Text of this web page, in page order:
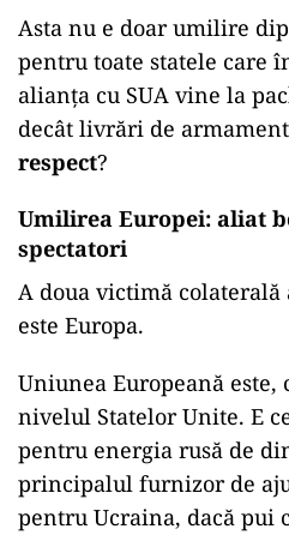
Asta nu e doar umilire
pentru toate statele care
alianța cu SUA vine la
decât livrări de
respect?
Umilirea Europei: aliat
spectatori
A doua victimă
este Europa.
Uniunea Europeană este,
nivelul Statelor Unite. E
pentru energia rusă de
principalul furnizor de
pentru Ucraina, dacă pui